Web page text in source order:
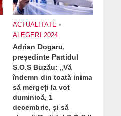
ACTUALITATE •
ALEGERI 2024
Adrian Dogaru,
președinte Partidul
S.O.S Buzău: „Vă
îndemn din toată inima
să mergeți la vot
duminică, 1
decembrie, și să